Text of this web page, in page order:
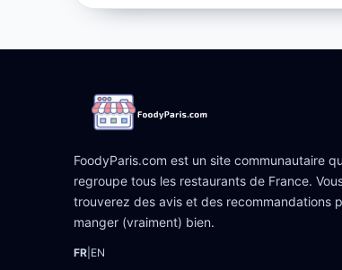
FoodyParis.com est un site communautaire
regroupe tous les restaurants de France.
trouverez des avis et des recommandations
manger (vraiment) bien.
FR EN